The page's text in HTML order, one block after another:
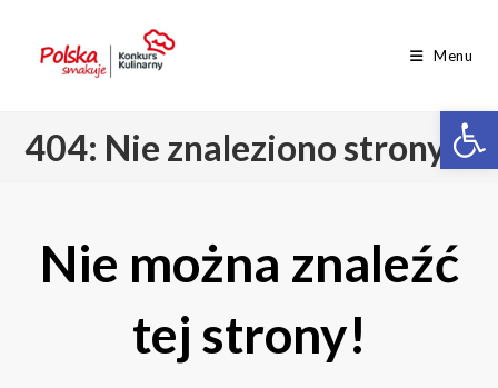
Menu
404: Nie znaleziono strony
Nie można znaleźć
tej strony!